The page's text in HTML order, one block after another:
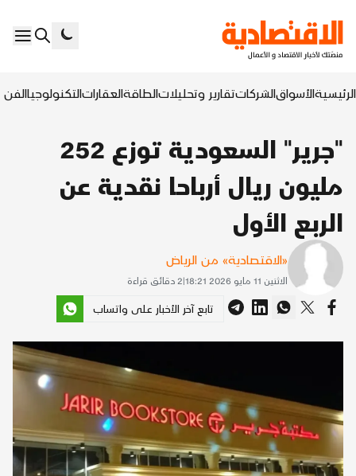
الرئيسيةالأسواقالشركاتتقارير وتحليلاتالطاقةالعقاراتالتكنولوجياالفن
"جرير" السعودية توزع 252
مليون ريال أرباحا نقدية عن
الربع الأول
«الاقتصادية» من الرياض
الاثنين 11 مايو 2026 18:21 |
2 دقائق قراءة
تابع آخر الأخبار على واتساب